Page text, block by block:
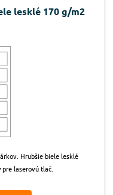
lesklé 170 g/m2
Hrubšie biele lesklé
laserovú tlač.